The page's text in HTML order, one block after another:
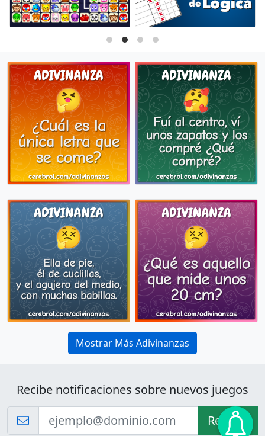
Mostrar Más Adivinanzas
Recibe notificaciones sobre nuevos juegos
Recibir!